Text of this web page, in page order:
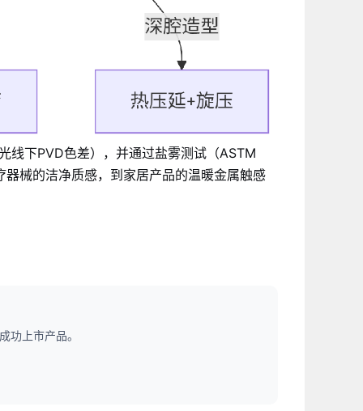
线下PVD色差），并通过盐雾测试（ASTM
械的洁净质感，到家居产品的温暖金属触感
功上市产品。